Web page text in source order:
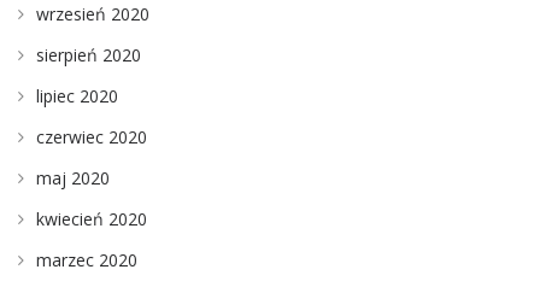
wrzesień 2020
sierpień 2020
lipiec 2020
czerwiec 2020
maj 2020
kwiecień 2020
marzec 2020